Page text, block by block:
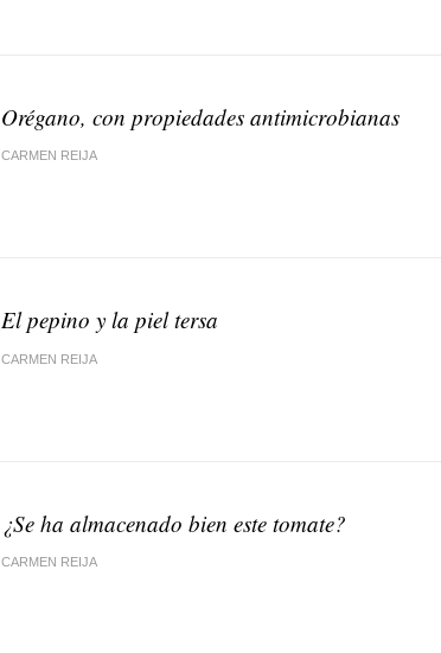
Orégano, con propiedades antimicrobianas
CARMEN REIJA
El pepino y la piel tersa
CARMEN REIJA
¿Se ha almacenado bien este tomate?
CARMEN REIJA